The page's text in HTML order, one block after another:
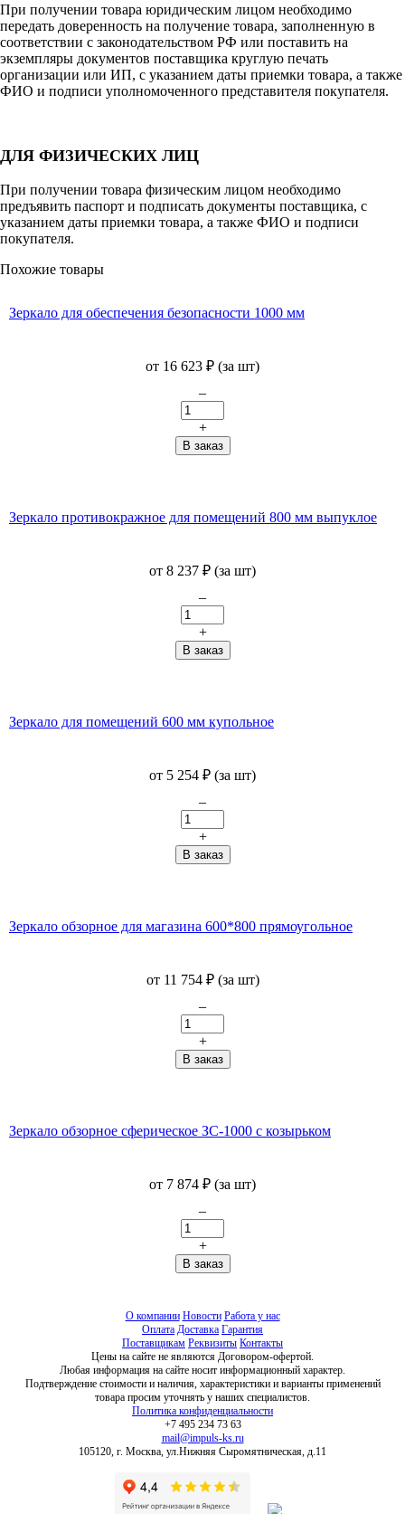
При получении товара юридическим лицом необходимо
передать доверенность на получение товара, заполненную в
соответствии с законодательством РФ или поставить на
экземпляры документов поставщика круглую печать
организации или ИП, с указанием даты приемки товара, а также
ФИО и подписи уполномоченного представителя покупателя.
ДЛЯ ФИЗИЧЕСКИХ ЛИЦ
При получении товара физическим лицом необходимо
предъявить паспорт и подписать документы поставщика, с
указанием даты приемки товара, а также ФИО и подписи
покупателя.
Похожие товары
Зеркало для обеспечения безопасности 1000 мм
от 16 623 ₽ (за шт)
–
+
Зеркало противокражное для помещений 800 мм выпуклое
от 8 237 ₽ (за шт)
–
+
Зеркало для помещений 600 мм купольное
от 5 254 ₽ (за шт)
–
+
Зеркало обзорное для магазина 600*800 прямоугольное
от11 754 ₽ (за шт)
–
+
Зеркало обзорное сферическое ЗС-1000 с козырьком
от 7 874 ₽ (за шт)
–
+
О компании Новости Работа у нас
Оплата Доставка Гарантия
Поставщикам Реквизиты Контакты
Цены на сайте не являются Договором-офертой.
Любая информация на сайте носит информационный характер.
Подтверждение стоимости и наличия, характеристики и варианты применений
товара просим уточнять у наших специалистов.
Политика конфиденциальности
+7 495 234 73 63
mail@impuls-ks.ru
105120, г. Москва, ул.Нижняя Сыромятническая, д.11